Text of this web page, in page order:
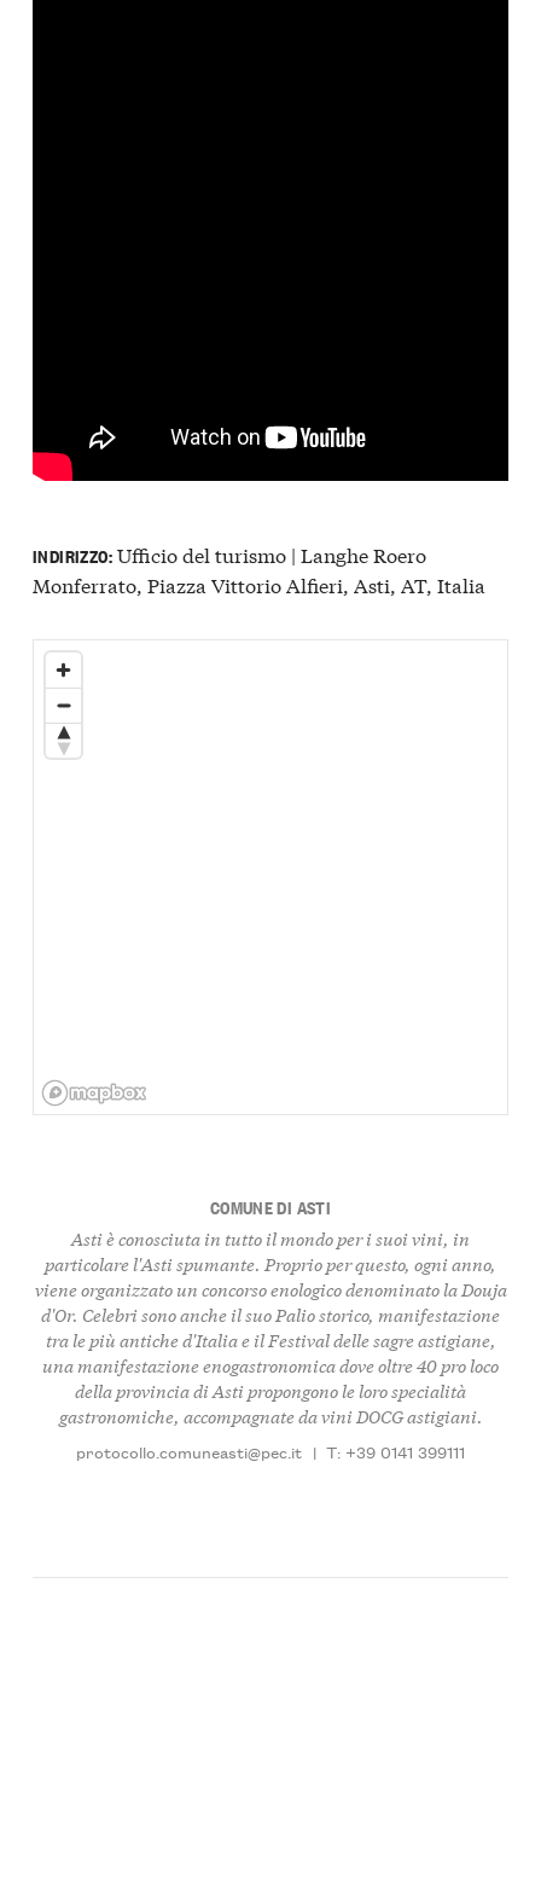
INDIRIZZO:Ufficio del turismo | Langhe Roero
Monferrato, Piazza Vittorio Alfieri, Asti, AT, Italia
COMUNE DI ASTI
Asti è conosciuta in tutto il mondo per i suoi vini, in
particolare l'Asti spumante. Proprio per questo, ogni anno,
viene organizzato un concorso enologico denominato la Douja
d'Or. Celebri sono anche il suo Palio storico, manifestazione
tra le più antiche d'Italia e il Festival delle sagre astigiane,
una manifestazione enogastronomica dove oltre 40 pro loco
della provincia di Asti propongono le loro specialità
gastronomiche, accompagnate da vini DOCG astigiani.
protocollo.comuneasti@pec.it | T: +39 0141 399111